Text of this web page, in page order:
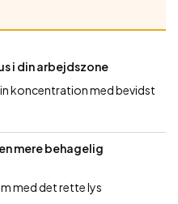
i din arbejdszone
koncentration med bevidst
mere behagelig
med det rette lys